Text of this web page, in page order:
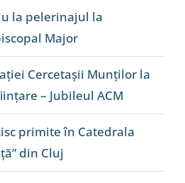
la pelerinajul la
Major
Cercetașii Munților la
– Jubileul ACM
primite în Catedrala
din Cluj